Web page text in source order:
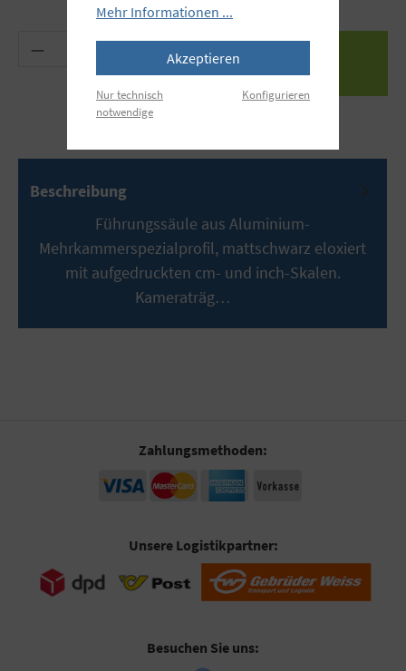
Produkt Anzahl: Gib den gewünschten Wert
Beschreibung
Führungssäule aus Aluminium-
Mehrkammerspezialprofil, mattschwarz eloxiert
mit aufgedruckten cm- und inch-Skalen.
Kameraträg…
Zahlungsmethoden:
Unsere Logistikpartner:
Besuchen Sie uns:
Mehr Informationen ...
Akzeptieren
Nur technisch
notwendige
Konfigurieren